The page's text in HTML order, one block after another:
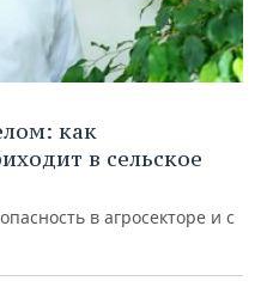
как
в сельское
в агросекторе и с